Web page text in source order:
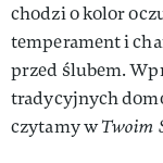
chodzi o kolor
temperament i
przed ślubem.
tradycyjnych
czytamy wTwoim